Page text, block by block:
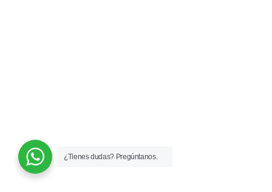
¿Tienes dudas? Pregúntanos.